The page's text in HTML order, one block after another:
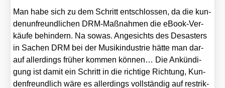
Man habe sich zu dem Schritt ent­schlos­sen, da die kun­
den­un­freund­li­chen DRM-Maß­nah­men die eBook-Ver­
käu­fe behin­dern. Na sowas. Ange­sichts des Desas­ters
in Sachen DRM bei der Musik­in­dus­trie hät­te man dar­
auf aller­dings frü­her kom­men kön­nen… Die Ankün­di­
gung ist damit ein Schritt in die rich­ti­ge Rich­tung, Kun­
den­freund­lich wäre es aller­dings voll­stän­dig auf restrik­